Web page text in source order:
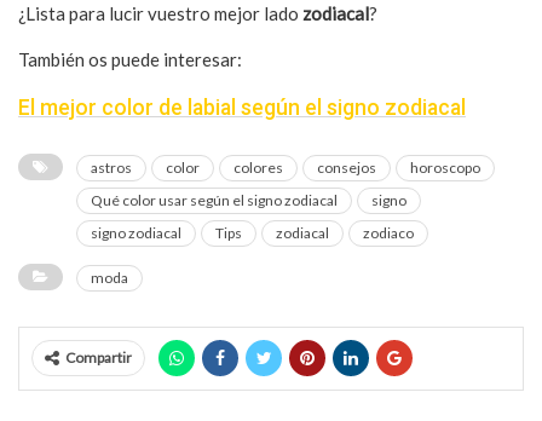
¿Lista para lucir vuestro mejor lado zodiacal?
También os puede interesar:
El mejor color de labial según el signo zodiacal
astros color colores consejos
horoscopo
Qué color usar según el signo zodiacal
signo
signo zodiacal
Tips zodiacal zodiaco
moda
Compartir